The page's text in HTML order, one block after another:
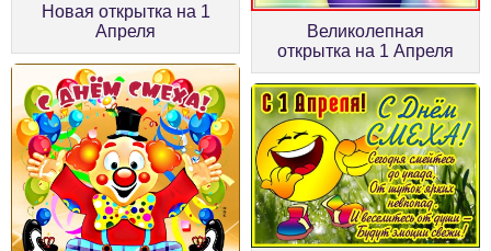
Новая открытка на 1
Апреля
Великолепная
открытка на 1 Апреля